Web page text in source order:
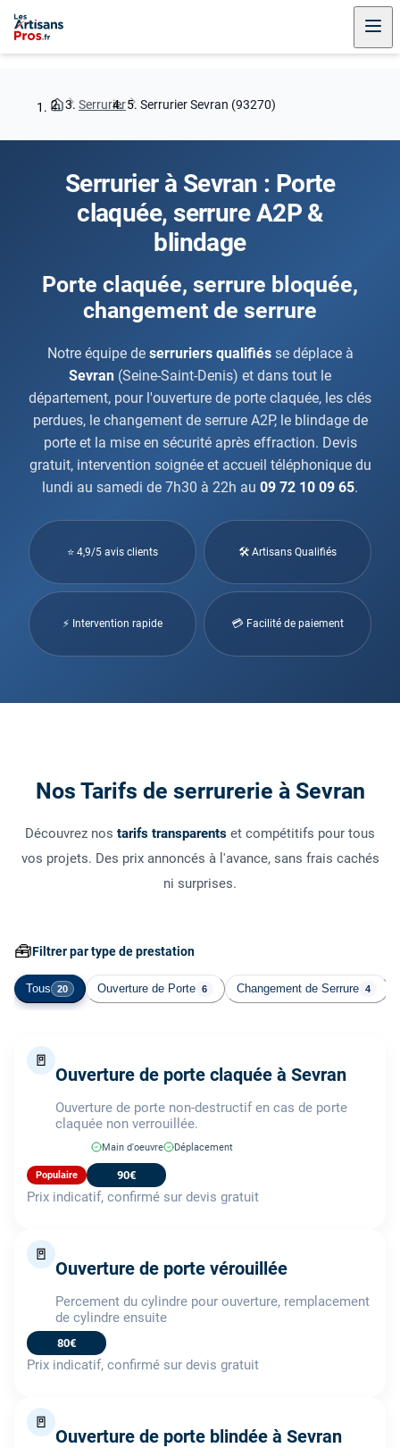
Serrurier Serrurier Sevran (93270)
Serrurier à Sevran : Porte
claquée, serrure A2P &
blindage
Porte claquée, serrure bloquée,
changement de serrure
Notre équipe de serruriers qualifiésse déplace à
Sevran (Seine-Saint-Denis) et dans tout le
département, pour l'ouverture de porte claquée, les clés
perdues, le changement de serrure A2P, le blindage de
porte et la mise en sécurité après effraction. Devis
gratuit, intervention soignée et accueil téléphonique du
lundi au samedi de 7h30 à 22h au 09 72 10 09 65.
⭐ 4,9/5 avis clients 🛠 Artisans Qualifiés
⚡ Intervention rapide 💳 Facilité de paiement
Nos Tarifs de serrurerie à Sevran
Découvrez nos tarifs transparents et compétitifs pour tous
vos projets. Des prix annoncés à l'avance, sans frais cachés
ni surprises.
🧰Filtrer par type de prestation
Tous 20 Ouverture de Porte 6 Changement de Serrure 4
🚪
Ouverture de porte claquée à Sevran
Ouverture de porte non-destructif en cas de porte
claquée non verrouillée.
Main d'oeuvre Déplacement
Populaire 90€
Prix indicatif, confirmé sur devis gratuit
🚪
Ouverture de porte vérouillée
Percement du cylindre pour ouverture, remplacement
de cylindre ensuite
80€
Prix indicatif, confirmé sur devis gratuit
🚪
Ouverture de porte blindée à Sevran